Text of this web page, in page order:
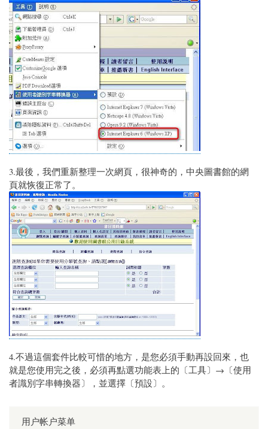
3.最後，我們重新整理一次網頁，很神奇的，中央圖書館的網
頁就恢復正常了。
4.不過這個套件比較可惜的地方，是您必須手動再設回來，也
就是您使用完之後，必須再點選功能表上的〔工具〕→〔使用
者識別字串轉換器〕，並選擇〔預設〕。
用户帐户菜单